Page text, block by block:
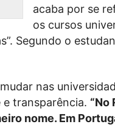
acaba por se
os cursos
Segundo o
nas
e transparência. “No
nome. Em